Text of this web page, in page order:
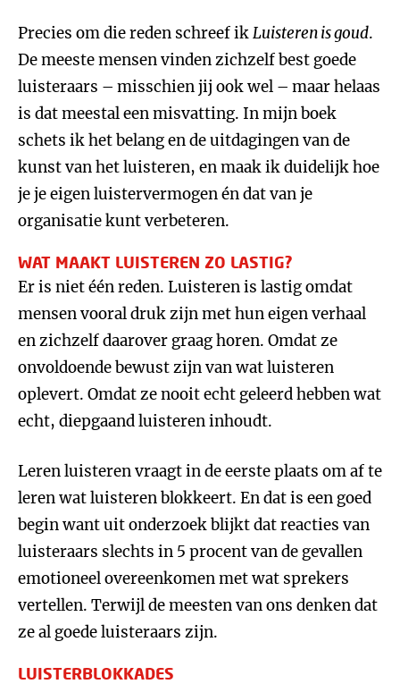
Precies om die reden schreef ikLuisteren is goud.
De meeste mensen vinden zichzelf best goede
luisteraars – misschien jij ook wel – maar helaas
is dat meestal een misvatting. In mijn boek
schets ik het belang en de uitdagingen van de
kunst van het luisteren, en maak ik duidelijk hoe
je je eigen luistervermogen én dat van je
organisatie kunt verbeteren.
WAT MAAKT LUISTEREN ZO LASTIG?
Er is niet één reden. Luisteren is lastig omdat
mensen vooral druk zijn met hun eigen verhaal
en zichzelf daarover graag horen. Omdat ze
onvoldoende bewust zijn van wat luisteren
oplevert. Omdat ze nooit echt geleerd hebben wat
echt, diepgaand luisteren inhoudt.
Leren luisteren vraagt in de eerste plaats om af te
leren wat luisteren blokkeert. En dat is een goed
begin want uit onderzoek blijkt dat reacties van
luisteraars slechts in 5 procent van de gevallen
emotioneel overeenkomen met wat sprekers
vertellen. Terwijl de meesten van ons denken dat
ze al goede luisteraars zijn.
LUISTERBLOKKADES